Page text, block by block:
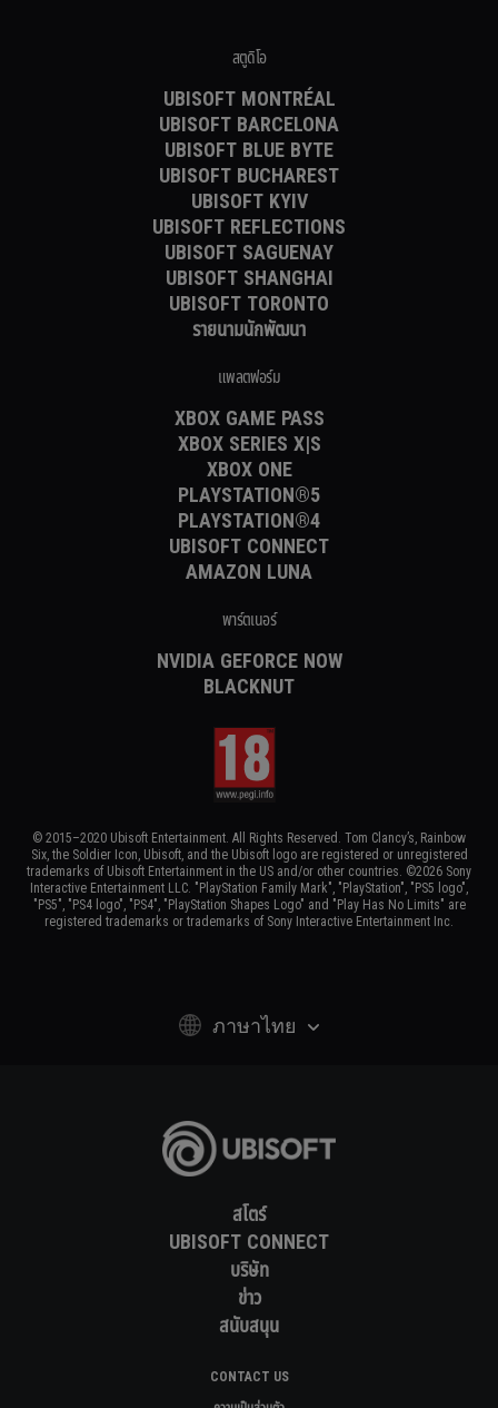
สโตร์
UBISOFT CONNECT
บริษัท
ข่าว
สนับสนุน
CONTACT US
สตูดิโอ
UBISOFT MONTRÉAL
UBISOFT BARCELONA
UBISOFT BLUE BYTE
UBISOFT BUCHAREST
UBISOFT KYIV
UBISOFT REFLECTIONS
UBISOFT SAGUENAY
UBISOFT SHANGHAI
UBISOFT TORONTO
รายนามนักพัฒนา
แพลตฟอร์ม
XBOX GAME PASS
XBOX SERIES X|S
XBOX ONE
PLAYSTATION®5
PLAYSTATION®4
UBISOFT CONNECT
AMAZON LUNA
พาร์ตเนอร์
NVIDIA GEFORCE NOW
BLACKNUT
© 2015–2020 Ubisoft Entertainment. All Rights Reserved. Tom Clancy’s, Rainbow
Six, the Soldier Icon, Ubisoft, and the Ubisoft logo are registered or unregistered
trademarks of Ubisoft Entertainment in the US and/or other countries. ©2026 Sony
Interactive Entertainment LLC. "PlayStation Family Mark", "PlayStation", "PS5 logo",
"PS5", "PS4 logo", "PS4", "PlayStation Shapes Logo" and "Play Has No Limits" are
registered trademarks or trademarks of Sony Interactive Entertainment Inc.
ภาษาไทย